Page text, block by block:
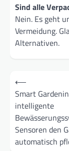
Sind alle
Nein. Es geht
Vermeidung.
Alternativen.
⟵
Smart
intelligente
Sensoren den
automatisch